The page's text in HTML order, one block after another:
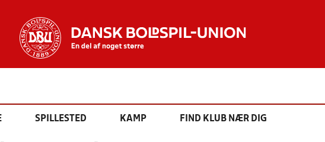
SPILLESTED KAMP FIND KLUB NÆR DIG